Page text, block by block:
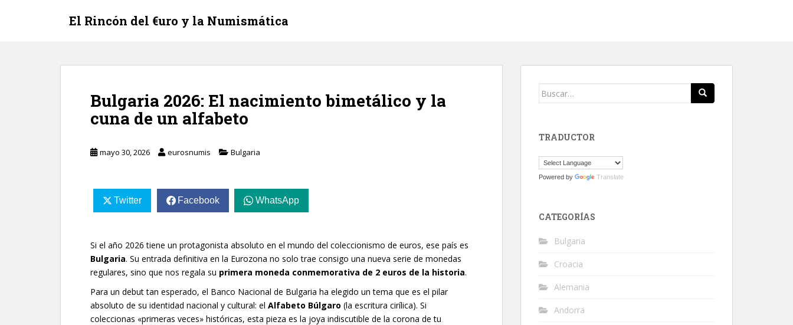
El Rincón del €uro y la Numismática
Bulgaria 2026: El nacimiento bimetálico y la
cuna de un alfabeto
mayo 30, 2026 eurosnumis Bulgaria
Twitter Facebook WhatsApp
Si el año 2026 tiene un protagonista absoluto en el mundo del coleccionismo de euros, ese país es
Bulgaria. Su entrada definitiva en la Eurozona no solo trae consigo una nueva serie de monedas
regulares, sino que nos regala su primera moneda conmemorativa de 2 euros de la historia.
Para un debut tan esperado, el Banco Nacional de Bulgaria ha elegido un tema que es el pilar
absoluto de su identidad nacional y cultural: el Alfabeto Búlgaro (la escritura cirílica). Si
coleccionas «primeras veces» históricas, esta pieza es la joya indiscutible de la corona de tu
Buscar:
TRADUCTOR
Powered by Translate
CATEGORÍAS
Bulgaria
Croacia
Alemania
Andorra